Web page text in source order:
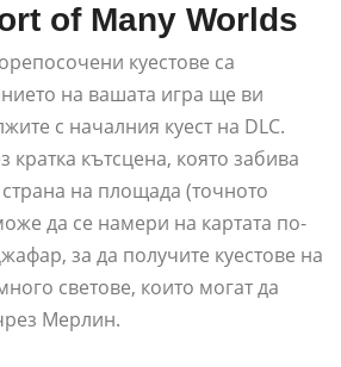
of Many Worlds
куестове са
на вашата игра ще ви
с началния куест на DLC.
кратка кътсцена, която забива
на площада (точното
да се намери на картата по-
за да получите куестове на
светове, които могат да
Мерлин.